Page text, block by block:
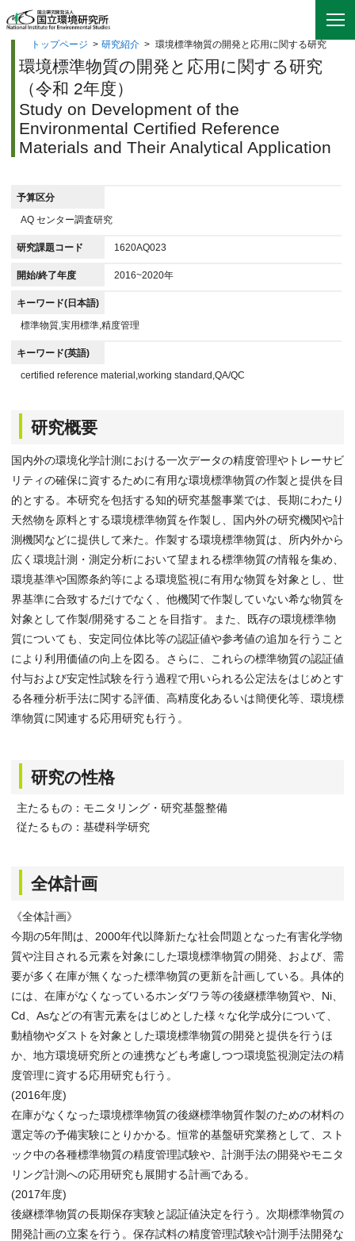
トップページ > 研究紹介 > 環境標準物質の開発と応用に関する研究
環境標準物質の開発と応用に関する研究
（令和 2年度）
Study on Development of the
Environmental Certified Reference
Materials and Their Analytical Application
予算区分
AQ センター調査研究
研究課題コード 1620AQ023
開始/終了年度 2016~2020年
キーワード(日本語)
標準物質,実用標準,精度管理
キーワード(英語)
certified reference material,working standard,QA/QC
研究概要
国内外の環境化学計測における一次データの精度管理やトレーサビ
リティの確保に資するために有用な環境標準物質の作製と提供を目
的とする。本研究を包括する知的研究基盤事業では、長期にわたり
天然物を原料とする環境標準物質を作製し、国内外の研究機関や計
測機関などに提供して来た。作製する環境標準物質は、所内外から
広く環境計測・測定分析において望まれる標準物質の情報を集め、
環境基準や国際条約等による環境監視に有用な物質を対象とし、世
界基準に合致するだけでなく、他機関で作製していない希な物質を
対象として作製/開発することを目指す。また、既存の環境標準物
質についても、安定同位体比等の認証値や参考値の追加を行うこと
により利用価値の向上を図る。さらに、これらの標準物質の認証値
付与および安定性試験を行う過程で用いられる公定法をはじめとす
る各種分析手法に関する評価、高精度化あるいは簡便化等、環境標
準物質に関連する応用研究も行う。
研究の性格
主たるもの：モニタリング・研究基盤整備
従たるもの：基礎科学研究
全体計画
《全体計画》
今期の5年間は、2000年代以降新たな社会問題となった有害化学物
質や注目される元素を対象にした環境標準物質の開発、および、需
要が多く在庫が無くなった標準物質の更新を計画している。具体的
には、在庫がなくなっているホンダワラ等の後継標準物質や、Ni、
Cd、Asなどの有害元素をはじめとした様々な化学成分について、
動植物やダストを対象とした環境標準物質の開発と提供を行うほ
か、地方環境研究所との連携なども考慮しつつ環境監視測定法の精
度管理に資する応用研究も行う。
(2016年度)
在庫がなくなった環境標準物質の後継標準物質作製のための材料の
選定等の予備実験にとりかかる。恒常的基盤研究業務として、スト
ック中の各種標準物質の精度管理試験や、計測手法の開発やモニタ
リング計測への応用研究も展開する計画である。
(2017年度)
後継標準物質の長期保存実験と認証値決定を行う。次期標準物質の
開発計画の立案を行う。保存試料の精度管理試験や計測手法開発な